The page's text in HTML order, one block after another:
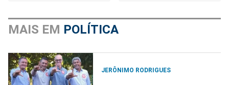
MAIS EM POLÍTICA
JERÔNIMO RODRIGUES